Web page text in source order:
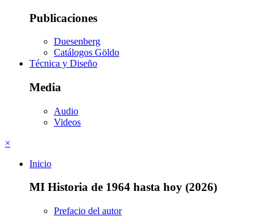
Publicaciones
Duesenberg
Catálogos Göldo
Técnica y Diseño
Media
Audio
Videos
×
Inicio
MI Historia de 1964 hasta hoy (2026)
Prefacio del autor